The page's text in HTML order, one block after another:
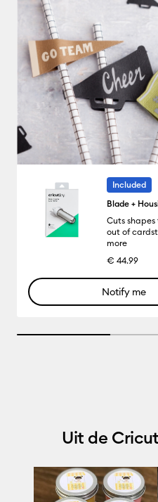
Included
Blade +
Cuts
out of
more
€ 44.99
Notify me
33.33333333333333% completed
Uit de